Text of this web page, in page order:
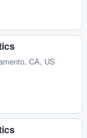
CA, US